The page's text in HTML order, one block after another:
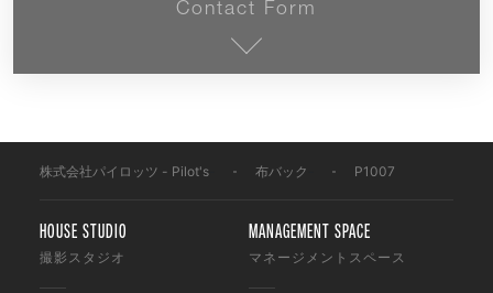
Contact Form
株式会社パイロッツ - Pilot's 布バック P1007
HOUSE STUDIO
撮影スタジオ
MANAGEMENT SPACE
マネージメントスペース